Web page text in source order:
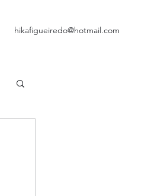
hikafigueiredo@hotmail.com